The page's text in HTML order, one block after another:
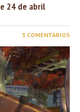
24 de abril
3 COMENTÁRIOS